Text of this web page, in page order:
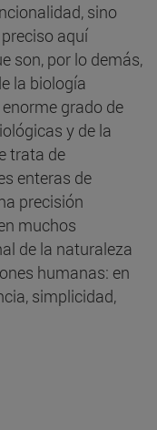
sino
aquí
son, por lo demás,
la biología
grado de
y de la
trata de
enteras de
precisión
muchos
de la naturaleza
humanas: en
simplicidad,